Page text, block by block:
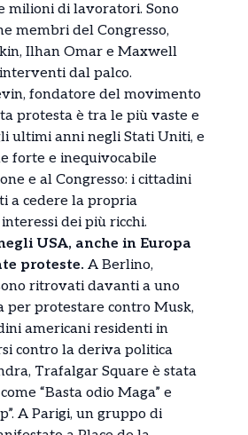
milioni di lavoratori. Sono
membri del Congresso,
Ilhan Omar e Maxwell
dal palco.
fondatore del movimento
protesta è tra le più vaste e
ultimi anni negli Stati Uniti, e
forte e inequivocabile
e al Congresso: i cittadini
a cedere la propria
dei più ricchi.
USA, anche in Europa
proteste. A Berlino,
ritrovati davanti a uno
per protestare contro Musk,
americani residenti in
contro la deriva politica
Trafalgar Square è stata
“Basta odio Maga” e
A Parigi, un gruppo di